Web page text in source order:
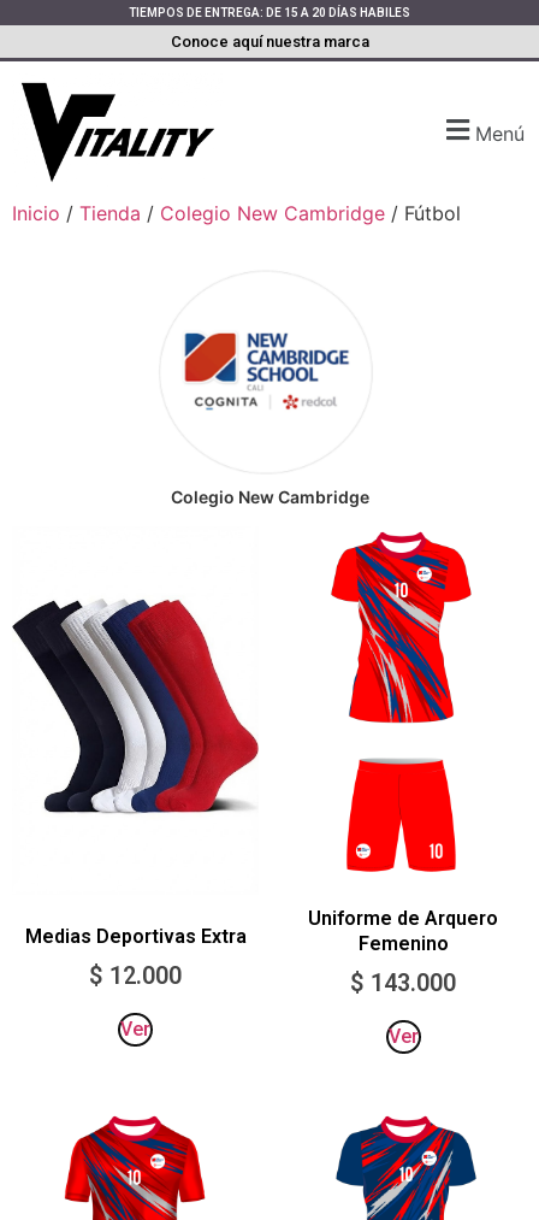
TIEMPOS DE ENTREGA: DE 15 A 20 DÍAS HABILES
Conoce aquí nuestra marca
Menú
Inicio / Tienda / Colegio New Cambridge / Fútbol
Colegio New Cambridge
Medias Deportivas Extra
$ 12.000
Ver
Uniforme de Arquero
Femenino
$ 143.000
Ver